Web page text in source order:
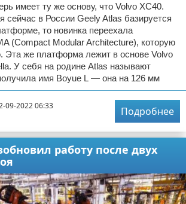
имеет ту же основу, что Volvo XC40.
в России Geely Atlas базируется
то новинка переехала
(Compact Modular Architecture), которую
Эта же платформа лежит в основе Volvo
У себя на родине Atlas называют
имя Boyue L — она на 126 мм
09-2022 06:33
Подробнее
работу после двух